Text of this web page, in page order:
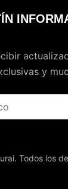
y
Todos los